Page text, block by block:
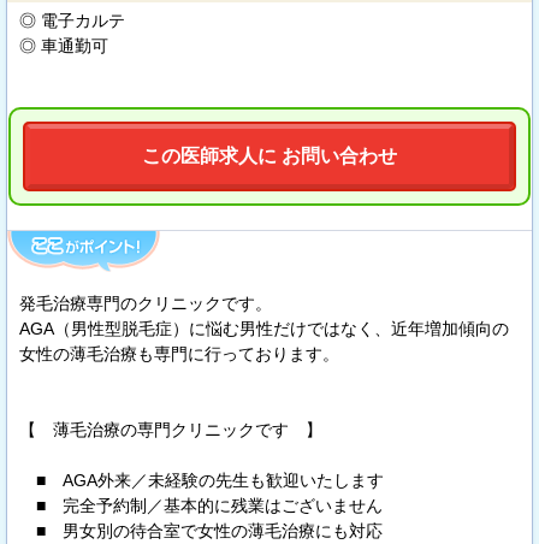
◎ 電子カルテ
◎ 車通勤可
この医師求人に お問い合わせ
発毛治療専門のクリニックです。
AGA（男性型脱毛症）に悩む男性だけではなく、近年増加傾向の
女性の薄毛治療も専門に行っております。
【 薄毛治療の専門クリニックです 】
■ AGA外来／未経験の先生も歓迎いたします
■ 完全予約制／基本的に残業はございません
■ 男女別の待合室で女性の薄毛治療にも対応